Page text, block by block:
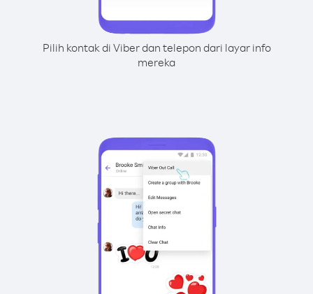
Pilih kontak di Viber dan telepon dari layar info
mereka